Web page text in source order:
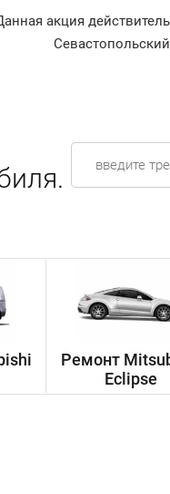
акция
Севастопольский
Ремонт
Eclipse